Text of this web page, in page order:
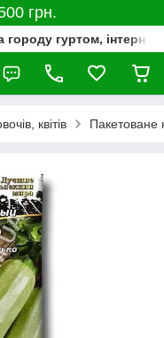
грн.
гуртом,
квітів Пакетоване